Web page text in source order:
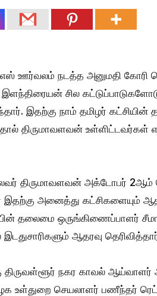
ஊர்வலம் நடத்த அனுமதி கோரி
இளந்திரையன் சில
இதற்கு நாம் தமிழர்
திருமாவளவன் உள்ளிட்டவர்கள்
திருமாவளவன் அக்டோபர்
அனைத்து கட்சிகளையும்
தலைமை ஒருங்கிணைப்பாளர்
ஆதரவு
நகர காவல் ஆய்வாளர்
செயலாளர் பணீந்தர் ரெட்டி,